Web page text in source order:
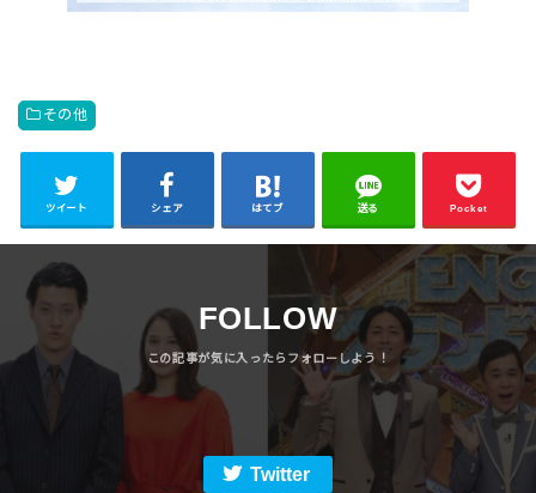
その他
ツイート シェア はてブ 送る Pocket
FOLLOW
Twitter